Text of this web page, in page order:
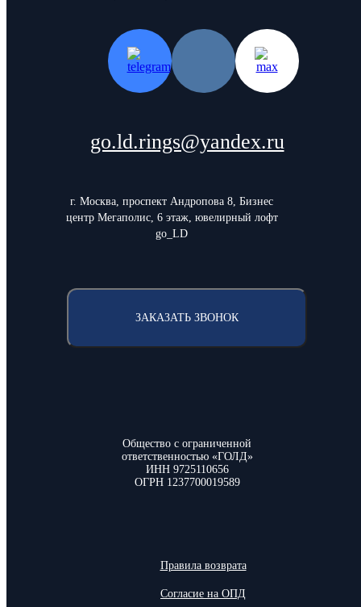
go.ld.rings@yandex.ru
г. Москва, проспект Андропова 8, Бизнес
центр Мегаполис, 6 этаж, ювелирный лофт
go_LD
ЗАКАЗАТЬ ЗВОНОК
Общество с ограниченной
ответственностью «ГОЛД»
ИНН 9725110656
ОГРН 1237700019589
Правила возврата
Согласие на ОПД